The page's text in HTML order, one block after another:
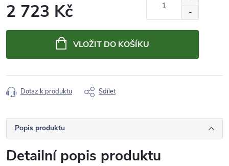
2 723 Kč
VLOŽIT DO KOŠÍKU
Dotaz k produktu Sdílet
Popis produktu
Detailní popis produktu